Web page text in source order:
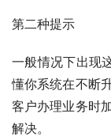
第二种提示
⼀般情况下出现
懂你系统在不断
客户办理业务时
解决。